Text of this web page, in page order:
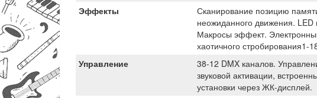
Эффекты
Сканирование позицию
неожиданного движения.
Макросы эффект.
хаотичного стробирования1-
Управление
38-12 DMX каналов.
звуковой активации,
установки через ЖК-дисплей.